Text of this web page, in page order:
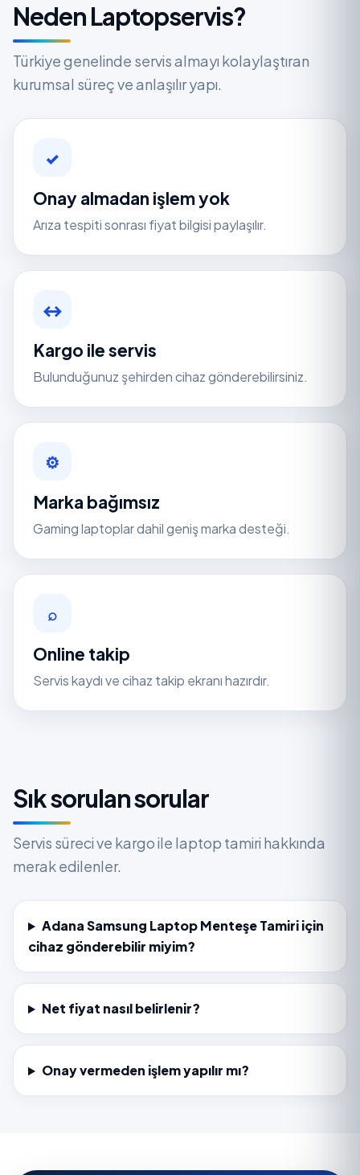
Neden Laptopservis?
Türkiye genelinde servis almayı kolaylaştıran
kurumsal süreç ve anlaşılır yapı.
✓
Onay almadan işlem yok
Arıza tespiti sonrası fiyat bilgisi paylaşılır.
↔
Kargo ile servis
Bulunduğunuz şehirden cihaz gönderebilirsiniz.
⚙
Marka bağımsız
Gaming laptoplar dahil geniş marka desteği.
⌕
Online takip
Servis kaydı ve cihaz takip ekranı hazırdır.
Sık sorulan sorular
Servis süreci ve kargo ile laptop tamiri hakkında
merak edilenler.
Adana Samsung Laptop Menteşe Tamiri için
cihaz gönderebilir miyim?
Net fiyat nasıl belirlenir?
Onay vermeden işlem yapılır mı?